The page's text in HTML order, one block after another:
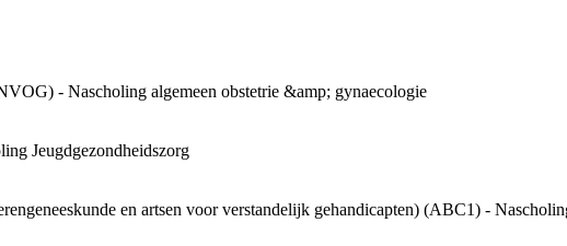
- Nascholing algemeen obstetrie &amp; gynaecologie
Jeugdgezondheidszorg
en artsen voor verstandelijk gehandicapten) (ABC1) -